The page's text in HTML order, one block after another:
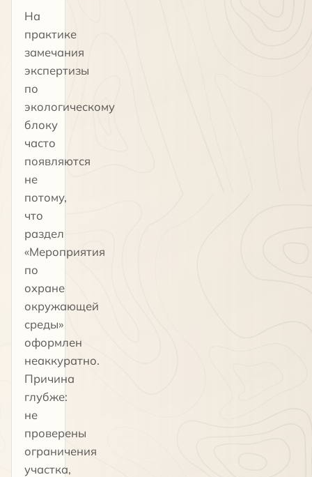
На
практике
замечания
экспертизы
по
экологическому
блоку
часто
появляются
не
потому,
что
раздел
«Мероприятия
по
охране
окружающей
среды»
оформлен
неаккуратно.
Причина
глубже:
не
проверены
ограничения
участка,